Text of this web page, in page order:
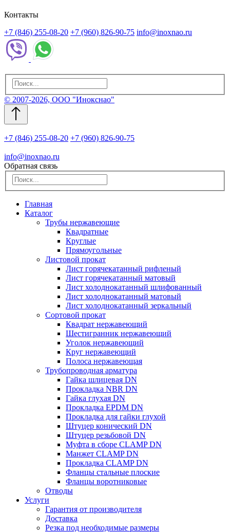
Контакты
+7 (846) 255-08-20 +7 (960) 826-90-75 info@inoxnao.ru
© 2007-2026, ООО "Инокснао"
+7 (846) 255-08-20 +7 (960) 826-90-75
info@inoxnao.ru
Обратная связь
Главная
Каталог
Трубы нержавеющие
Квадратные
Круглые
Прямоугольные
Листовой прокат
Лист горячекатанный рифленый
Лист горячекатанный матовый
Лист холоднокатанный шлифованный
Лист холоднокатанный матовый
Лист холоднокатанный зеркальный
Сортовой прокат
Квадрат нержавеющий
Шестигранник нержавеющий
Уголок нержавеющий
Круг нержавеющий
Полоса нержавеющая
Трубопроводная арматура
Гайка шлицевая DN
Прокладка NBR DN
Гайка глухая DN
Прокладка EPDM DN
Прокладка для гайки глухой
Штуцер конический DN
Штуцер резьбовой DN
Муфта в сборе CLAMP DN
Манжет CLAMP DN
Прокладка CLAMP DN
Фланцы стальные плоские
Фланцы воротниковые
Отводы
Услуги
Гарантия от производителя
Доставка
Резка под необходимые размеры